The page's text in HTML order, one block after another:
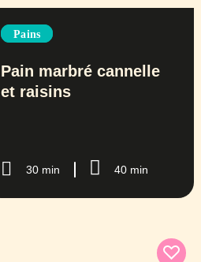
Pains
Pain marbré cannelle
et raisins
30 min 40 min